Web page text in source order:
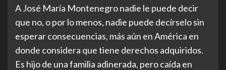
A José María Montenegro nadie le puede decir
que no, o por lo menos, nadie puede decírselo sin
esperar consecuencias, más aún en América en
donde considera que tiene derechos adquiridos.
Es hijo de una familia adinerada, pero caída en